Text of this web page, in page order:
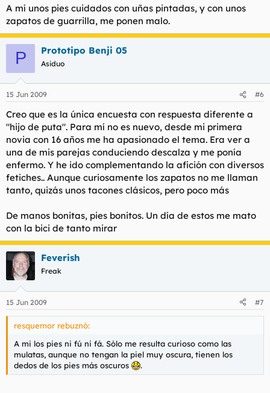
A mí unos pies cuidados con uñas pintadas, y con unos
zapatos de guarrilla, me ponen malo.
P Prototipo Benji 05
Asiduo
15 Jun 2009 #6
Creo que es la única encuesta con respuesta diferente a
"hijo de puta". Para mí no es nuevo, desde mi primera
novia con 16 años me ha apasionado el tema. Era ver a
una de mis parejas conduciendo descalza y me ponía
enfermo. Y he ido complementando la afición con diversos
fetiches.. Aunque curiosamente los zapatos no me llaman
tanto, quizás unos tacones clásicos, pero poco más
De manos bonitas, pies bonitos. Un día de estos me mato
con la bici de tanto mirar
Feverish
Freak
15 Jun 2009 #7
resquemor rebuznó:
A mi los pies ni fú ni fá. Sólo me resulta curioso como las
mulatas, aunque no tengan la piel muy oscura, tienen los
dedos de los pies más oscuros
.